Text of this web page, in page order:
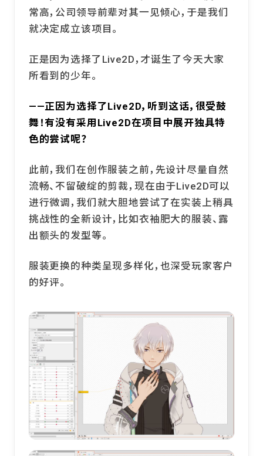
常高，公司领导前辈对其一见倾心，于是我们
就决定成立该项目。
正是因为选择了Live2D，才诞生了今天大家
所看到的少年。
——正因为选择了Live2D，听到这话，很受鼓
舞！有没有采用Live2D在项目中展开独具特
色的尝试呢？
此前，我们在创作服装之前，先设计尽量自然
流畅、不留破绽的剪裁，现在由于Live2D可以
进行微调，我们就大胆地尝试了在实装上稍具
挑战性的全新设计，比如衣袖肥大的服装、露
出额头的发型等。
服装更换的种类呈现多样化，也深受玩家客户
的好评。